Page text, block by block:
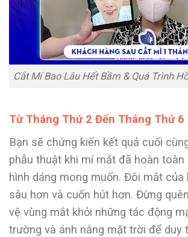
Cắt Mí Bao Lâu Hết Bầm & Quá Trình
Từ Tháng Thứ 2 Đến Tháng Thứ 6
Bạn sẽ chứng kiến kết quả cuối
phẫu thuật khi mí mắt đã hoàn toàn
hình dáng mong muốn. Đôi mắt của
sâu hơn và cuốn hút hơn. Đừng
vệ vùng mắt khỏi những tác động
trường và ánh nắng mặt trời để duy